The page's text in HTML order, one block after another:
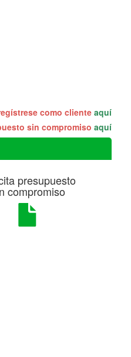
como cliente aquí
sin compromiso aquí
presupuesto
compromiso